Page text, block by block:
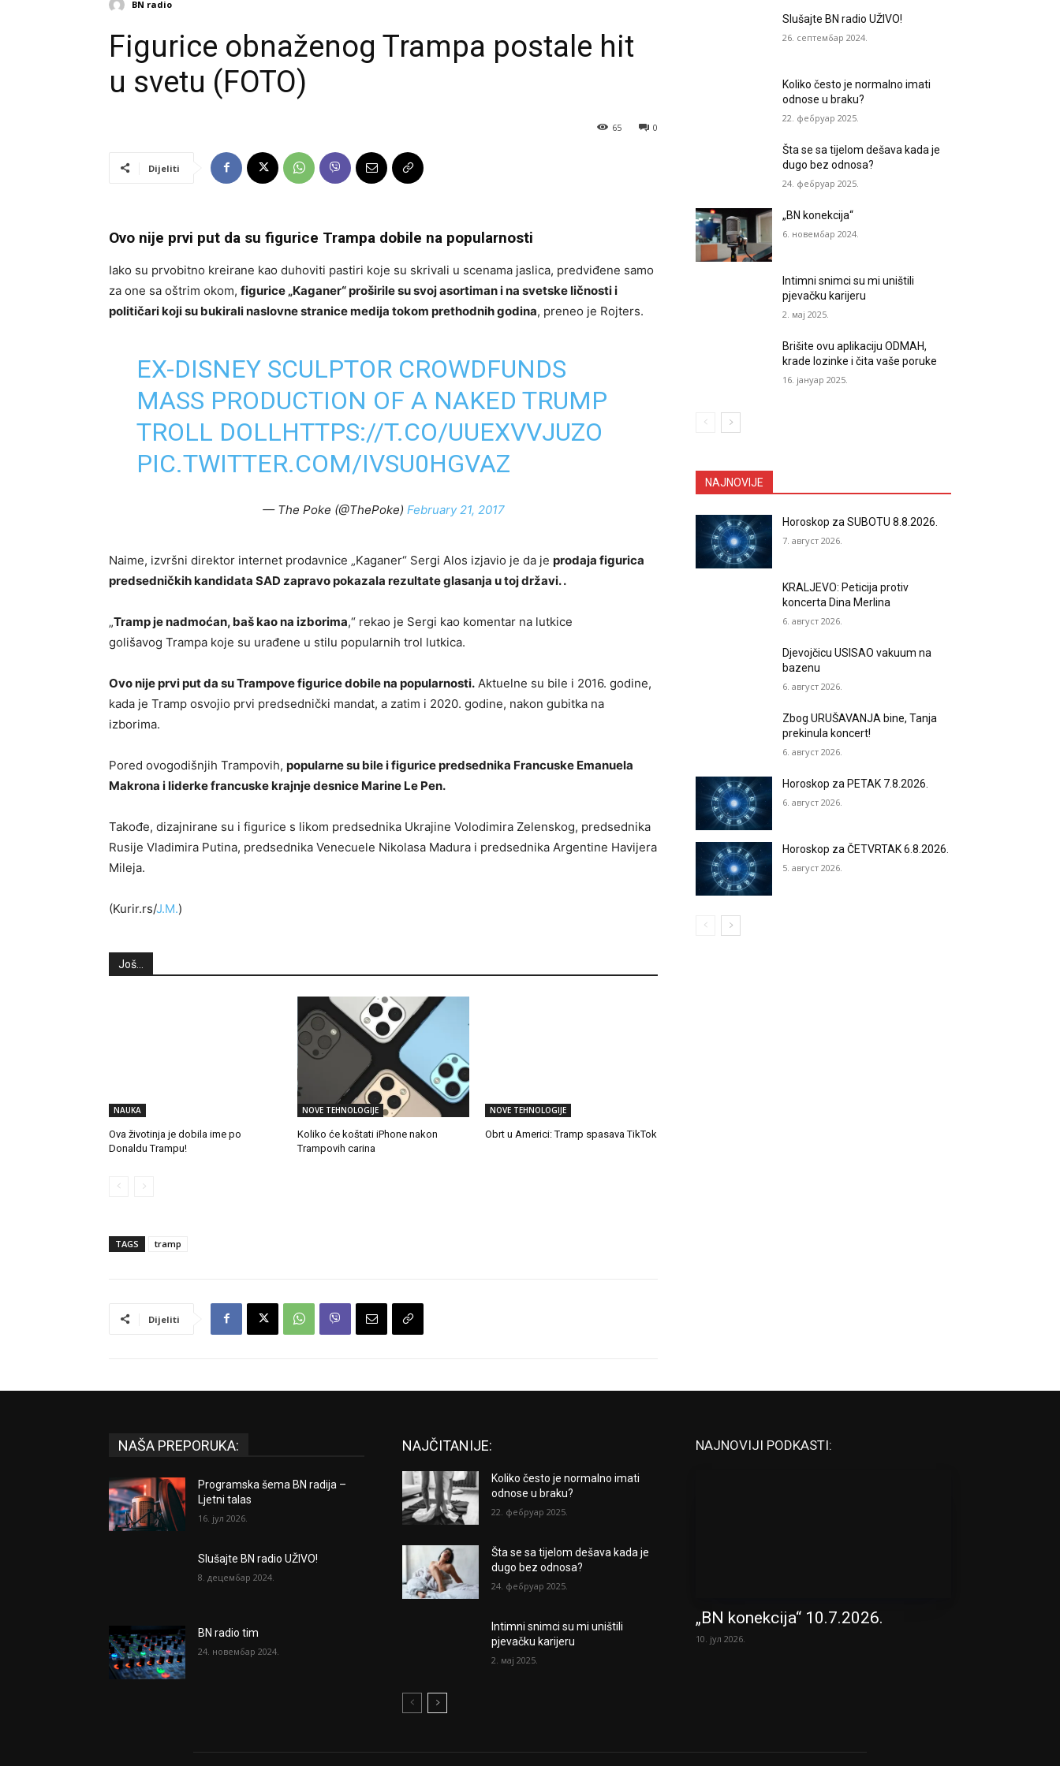
BN radio
Figurice obnaženog Trampa postale hit
u svetu (FOTO)
0
65
Dijeliti
Ovo nije prvi put da su figurice Trampa dobile na popularnosti
Iako su prvobitno kreirane kao duhoviti pastiri koje su skrivali u scenama jaslica, predviđene samo
za one sa oštrim okom, figurice „Kaganer“ proširile su svoj asortiman i na svetske ličnosti i
političari koji su bukirali naslovne stranice medija tokom prethodnih godina, preneo je Rojters.
EX-DISNEY SCULPTOR CROWDFUNDS
MASS PRODUCTION OF A NAKED TRUMP
TROLL DOLLHTTPS://T.CO/UUEXVVJUZO
PIC.TWITTER.COM/IVSU0HGVAZ
— The Poke (@ThePoke) February 21, 2017
Naime, izvršni direktor internet prodavnice „Kaganer“ Sergi Alos izjavio je da je prodaja figurica
predsedničkih kandidata SAD zapravo pokazala rezultate glasanja u toj državi. .
„Tramp je nadmoćan, baš kao na izborima,“ rekao je Sergi kao komentar na lutkice
golišavog Trampa koje su urađene u stilu popularnih trol lutkica.
Ovo nije prvi put da su Trampove figurice dobile na popularnosti. Aktuelne su bile i 2016. godine,
kada je Tramp osvojio prvi predsednički mandat, a zatim i 2020. godine, nakon gubitka na
izborima.
Pored ovogodišnjih Trampovih, popularne su bile i figurice predsednika Francuske Emanuela
Makrona i liderke francuske krajnje desnice Marine Le Pen.
Takođe, dizajnirane su i figurice s likom predsednika Ukrajine Volodimira Zelenskog, predsednika
Rusije Vladimira Putina, predsednika Venecuele Nikolasa Madura i predsednika Argentine Havijera
Mileja.
(Kurir.rs/J.M.)
Još...
NAUKA
Ova životinja je dobila ime po
Donaldu Trampu!
NOVE TEHNOLOGIJE
Koliko će koštati iPhone nakon
Trampovih carina
NOVE TEHNOLOGIJE
Obrt u Americi: Tramp spasava TikTok
TAGS tramp
Dijeliti
Slušajte BN radio UŽIVO!
26. септембар 2024.
Koliko često je normalno imati
odnose u braku?
22. фебруар 2025.
Šta se sa tijelom dešava kada je
dugo bez odnosa?
24. фебруар 2025.
„BN konekcija“
6. новембар 2024.
Intimni snimci su mi uništili
pjevačku karijeru
2. мај 2025.
Brišite ovu aplikaciju ODMAH,
krade lozinke i čita vaše poruke
16. јануар 2025.
NAJNOVIJE
Horoskop za SUBOTU 8.8.2026.
7. август 2026.
KRALJEVO: Peticija protiv
koncerta Dina Merlina
6. август 2026.
Djevojčicu USISAO vakuum na
bazenu
6. август 2026.
Zbog URUŠAVANJA bine, Tanja
prekinula koncert!
6. август 2026.
Horoskop za PETAK 7.8.2026.
6. август 2026.
Horoskop za ČETVRTAK 6.8.2026.
5. август 2026.
NAŠA PREPORUKA:
Programska šema BN radija –
Ljetni talas
16. јул 2026.
Slušajte BN radio UŽIVO!
8. децембар 2024.
BN radio tim
24. новембар 2024.
NAJČITANIJE:
Koliko često je normalno imati
odnose u braku?
22. фебруар 2025.
Šta se sa tijelom dešava kada je
dugo bez odnosa?
24. фебруар 2025.
Intimni snimci su mi uništili
pjevačku karijeru
2. мај 2025.
NAJNOVIJI PODKASTI:
„BN konekcija“ 10.7.2026.
10. јул 2026.